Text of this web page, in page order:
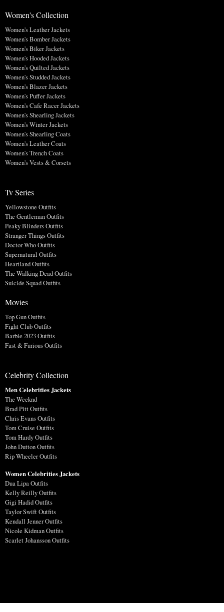
Women's Collection
Women's Leather Jackets
Women's Bomber Jackets
Women's Biker Jackets
Women's Hooded Jackets
Women's Quilted Jackets
Women's Studded Jackets
Women's Blazer Jackets
Women's Puffer Jackets
Women's Cafe Racer Jackets
Women's Shearling Jackets
Women's Winter Jackets
Women's Shearling Coats
Women's Leather Coats
Women's Trench Coats
Women's Vests & Corsets
Tv Series
Yellowstone Outfits
The Gentleman Outfits
Peaky Blinders Outfits
Stranger Things Outfits
Doctor Who Outfits
Supernatural Outfits
Heartland Outfits
The Walking Dead Outfits
Suicide Squad Outfits
Movies
Top Gun Outfits
Fight Club Outfits
Barbie 2023 Outfits
Fast & Furious Outfits
Celebrity Collection
Men Celebrities Jackets
The Weeknd
Brad Pitt Outfits
Chris Evans Outfits
Tom Cruise Outfits
Tom Hardy Outfits
John Dutton Outfits
Rip Wheeler Outfits
Women Celebrities Jackets
Dua Lipa Outfits
Kelly Reilly Outfits
Gigi Hadid Outfits
Taylor Swift Outfits
Kendall Jenner Outfits
Nicole Kidman Outfits
Scarlet Johansson Outfits